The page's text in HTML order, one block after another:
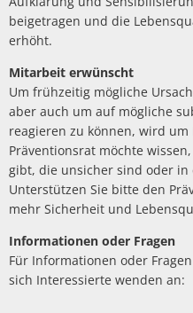
beigetragen und die
erhöht.
Mitarbeit erwünscht
Um frühzeitig mögliche
aber auch um auf mögliche
reagieren zu können, wird
Präventionsrat möchte
gibt, die unsicher sind oder
Unterstützen Sie bitte den
mehr Sicherheit und
Informationen oder Fragen
Für Informationen oder
sich Interessierte wenden an: